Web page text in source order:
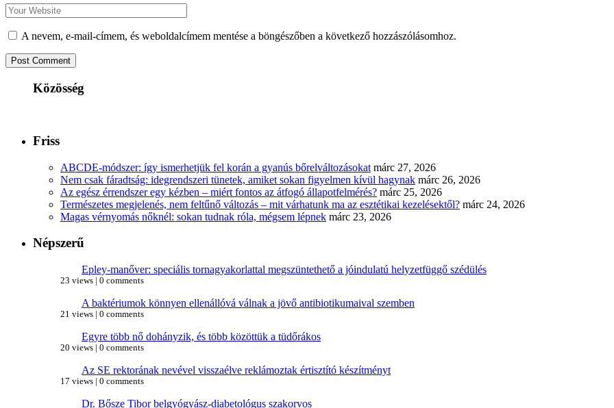
A nevem, e-mail-címem, és weboldalcímem mentése a böngészőben a következő hozzászólásomhoz.
Közösség
Friss
ABCDE‑módszer: így ismerhetjük fel korán a gyanús bőrelváltozásokat márc 27, 2026
Nem csak fáradtság: idegrendszeri tünetek, amiket sokan figyelmen kívül hagynak márc 26, 2026
Az egész érrendszer egy kézben – miért fontos az átfogó állapotfelmérés? márc 25, 2026
Természetes megjelenés, nem feltűnő változás – mit várhatunk ma az esztétikai kezelésektől? márc 24, 2026
Magas vérnyomás nőknél: sokan tudnak róla, mégsem lépnek márc 23, 2026
Népszerű
Epley-manőver: speciális tornagyakorlattal megszüntethető a jóindulatú helyzetfüggő szédülés
23 views 0 comments
A baktériumok könnyen ellenállóvá válnak a jövő antibiotikumaival szemben
21 views 0 comments
Egyre több nő dohányzik, és több közöttük a tüdőrákos
20 views 0 comments
Az SE rektorának nevével visszaélve reklámoztak értisztító készítményt
17 views 0 comments
Dr. Bősze Tibor belgyógyász-diabetológus szakorvos